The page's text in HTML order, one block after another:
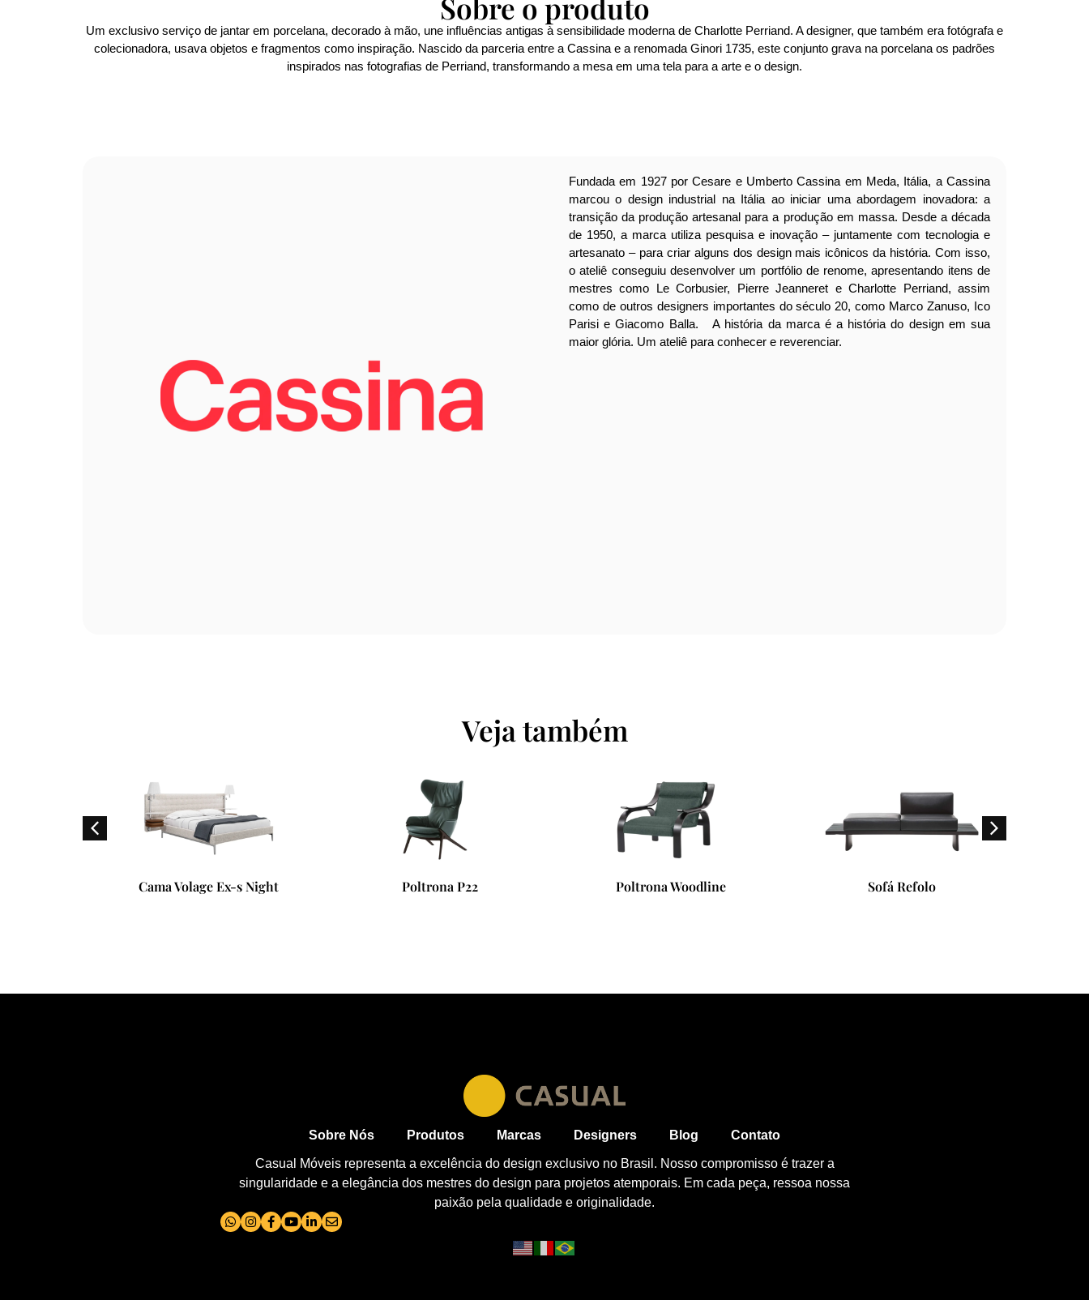
Sobre o produto
Um exclusivo serviço de jantar em porcelana, decorado à mão, une influências antigas à sensibilidade moderna de Charlotte Perriand. A designer, que também era fotógrafa e
colecionadora, usava objetos e fragmentos como inspiração. Nascido da parceria entre a Cassina e a renomada Ginori 1735, este conjunto grava na porcelana os padrões
inspirados nas fotografias de Perriand, transformando a mesa em uma tela para a arte e o design.
Fundada em 1927 por Cesare e Umberto Cassina em Meda, Itália, a Cassina
marcou o design industrial na Itália ao iniciar uma abordagem inovadora: a
transição da produção artesanal para a produção em massa. Desde a década
de 1950, a marca utiliza pesquisa e inovação – juntamente com tecnologia e
artesanato – para criar alguns dos design mais icônicos da história. Com isso,
o ateliê conseguiu desenvolver um portfólio de renome, apresentando itens de
mestres como Le Corbusier, Pierre Jeanneret e Charlotte Perriand, assim
como de outros designers importantes do século 20, como Marco Zanuso, Ico
Parisi e Giacomo Balla.
A história da marca é a história do design em sua
maior glória. Um ateliê para conhecer e reverenciar.
Veja também
Cama Volage Ex-s Night Poltrona P22 Poltrona Woodline Sofá Refolo
Sobre Nós Produtos Marcas Designers Blog Contato
Casual Móveis representa a excelência do design exclusivo no Brasil. Nosso compromisso é trazer a
singularidade e a elegância dos mestres do design para projetos atemporais. Em cada peça, ressoa nossa
paixão pela qualidade e originalidade.